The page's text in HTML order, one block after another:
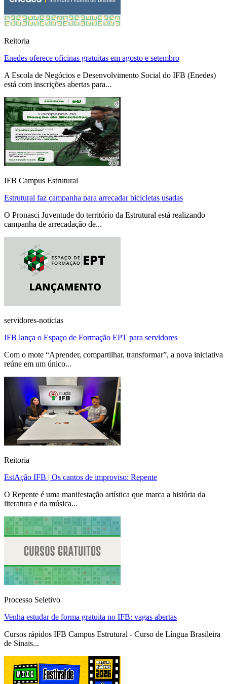
Reitoria
Enedes oferece oficinas gratuitas em agosto e setembro
A Escola de Negócios e Desenvolvimento Social do IFB (Enedes)
está com inscrições abertas para...
IFB Campus Estrutural
Estrutural faz campanha para arrecadar bicicletas usadas
O Pronasci Juventude do território da Estrutural está realizando
campanha de arrecadação de...
servidores-noticias
IFB lança o Espaço de Formação EPT para servidores
Com o mote “Aprender, compartilhar, transformar”, a nova iniciativa
reúne em um único...
Reitoria
EstAção IFB | Os cantos de improviso: Repente
O Repente é uma manifestação artística que marca a história da
literatura e da música...
Processo Seletivo
Venha estudar de forma gratuita no IFB: vagas abertas
Cursos rápidos IFB Campus Estrutural - Curso de Língua Brasileira
de Sinais...